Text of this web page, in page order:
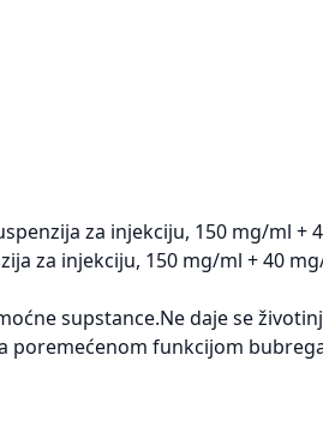
za injekciju, 150 mg/ml +
za injekciju, 150 mg/ml + 40
supstance.Ne daje se
poremećenom funkcijom